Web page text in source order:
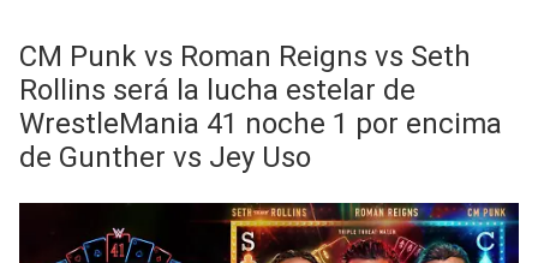
CM Punk vs Roman Reigns vs Seth
Rollins será la lucha estelar de
WrestleMania 41 noche 1 por encima
de Gunther vs Jey Uso